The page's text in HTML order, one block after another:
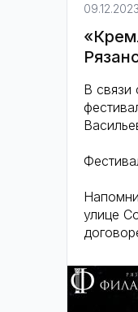
В связи
улице